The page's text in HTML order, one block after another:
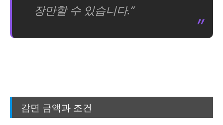
장만할 수 있습니다.”
감면 금액과 조건